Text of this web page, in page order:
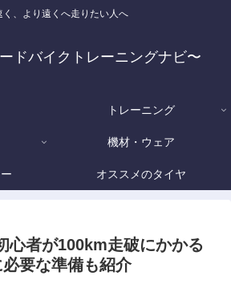
く、より遠くへ走りたい人へ
ドバイクトレーニングナビ〜
トレーニング
機材・ウェア
オススメのタイヤ
心者が100km走破にかかる
要な準備も紹介